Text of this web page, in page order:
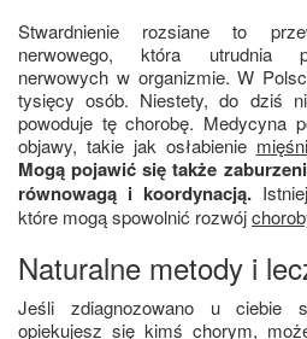
Stwardnienie rozsiane to
nerwowego, która utrudnia
nerwowych w organizmie. W
tysięcy osób. Niestety, do dziś
powoduje tę chorobę. Medycyna
objawy, takie jak osłabienie mięśni
Mogą pojawić się także
równowagą i koordynacją.
które mogą spowolnić rozwój
Naturalne metody i
Jeśli zdiagnozowano u ciebie
opiekujesz się kimś chorym,